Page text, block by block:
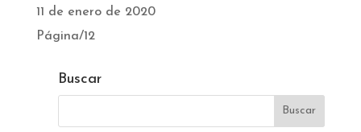
11 de enero de 2020
Página/12
Buscar